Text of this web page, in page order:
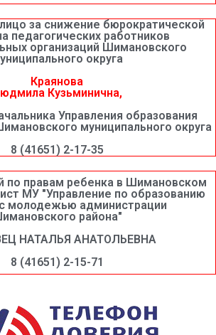
за снижение бюрократической
педагогических работников
организаций Шимановского
округа
Краянова
Кузьминична,
Управления образования
муниципального округа
8 (41651) 2-17-35
по правам ребенка в Шимановском
МУ "Управление по образованию
молодежью администрации
района"
НАТАЛЬЯ АНАТОЛЬЕВНА
8 (41651) 2-15-71